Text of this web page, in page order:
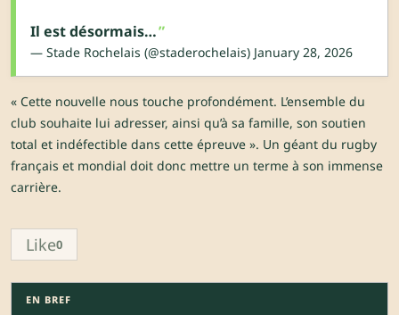
Il est désormais…
— Stade Rochelais (@staderochelais) January 28, 2026
« Cette nouvelle nous touche profondément. L’ensemble du
club souhaite lui adresser, ainsi qu’à sa famille, son soutien
total et indéfectible dans cette épreuve ». Un géant du rugby
français et mondial doit donc mettre un terme à son immense
carrière.
Like0
EN BREF